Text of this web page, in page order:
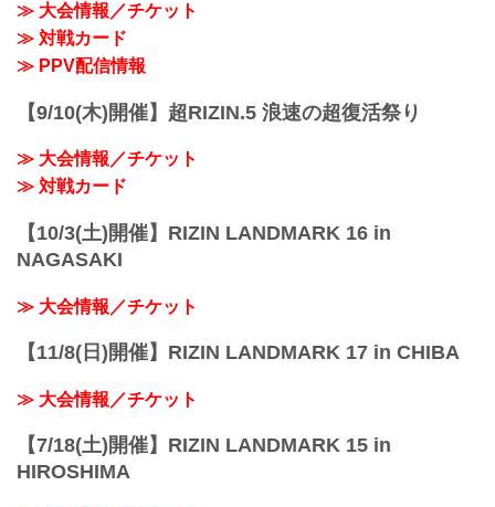
≫ 大会情報／チケット
≫ 対戦カード
≫ PPV配信情報
【9/10(木)開催】超RIZIN.5 浪速の超復活祭り
≫ 大会情報／チケット
≫ 対戦カード
【10/3(土)開催】RIZIN LANDMARK 16 in
NAGASAKI
≫ 大会情報／チケット
【11/8(日)開催】RIZIN LANDMARK 17 in CHIBA
≫ 大会情報／チケット
【7/18(土)開催】RIZIN LANDMARK 15 in
HIROSHIMA